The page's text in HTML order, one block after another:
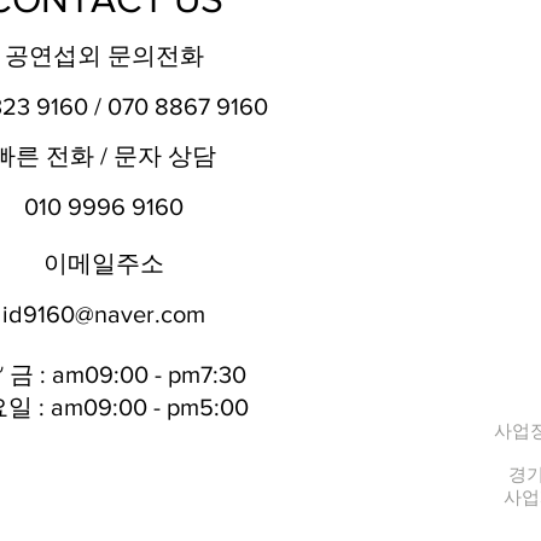
공연섭외 문의전화
9160/ 070 8867 9160
른 전화 / 문자 상담
010 9996 9160
이메일주소
id9160@naver.com
금 : am09:00 - pm7:30
일 : am09:00 - pm5:00
사업
경
사